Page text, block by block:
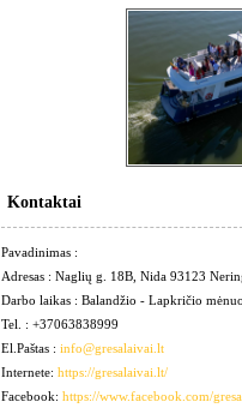
Kontaktai
Pavadinimas :
Adresas : Naglių g. 18B, Nida 93123
Darbo laikas : Balandžio - Lapkričio
Tel. : +37063838999
El.Paštas : info@gresalaivai.lt
Internete: https://gresalaivai.lt/
Facebook: https://www.facebook.com/